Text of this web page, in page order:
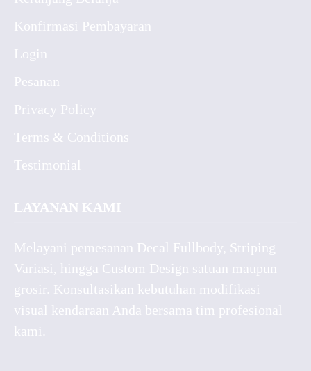
Konfirmasi Pembayaran
Login
Pesanan
Privacy Policy
Terms & Conditions
Testimonial
LAYANAN KAMI
Melayani pemesanan Decal Fullbody, Striping
Variasi, hingga Custom Design satuan maupun
grosir. Konsultasikan kebutuhan modifikasi
visual kendaraan Anda bersama tim profesional
kami.